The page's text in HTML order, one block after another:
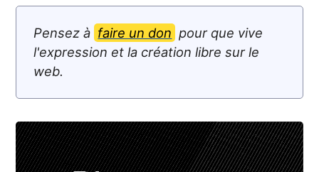
Pensez à faire un don pour que vive
l'expression et la création libre sur le
web.